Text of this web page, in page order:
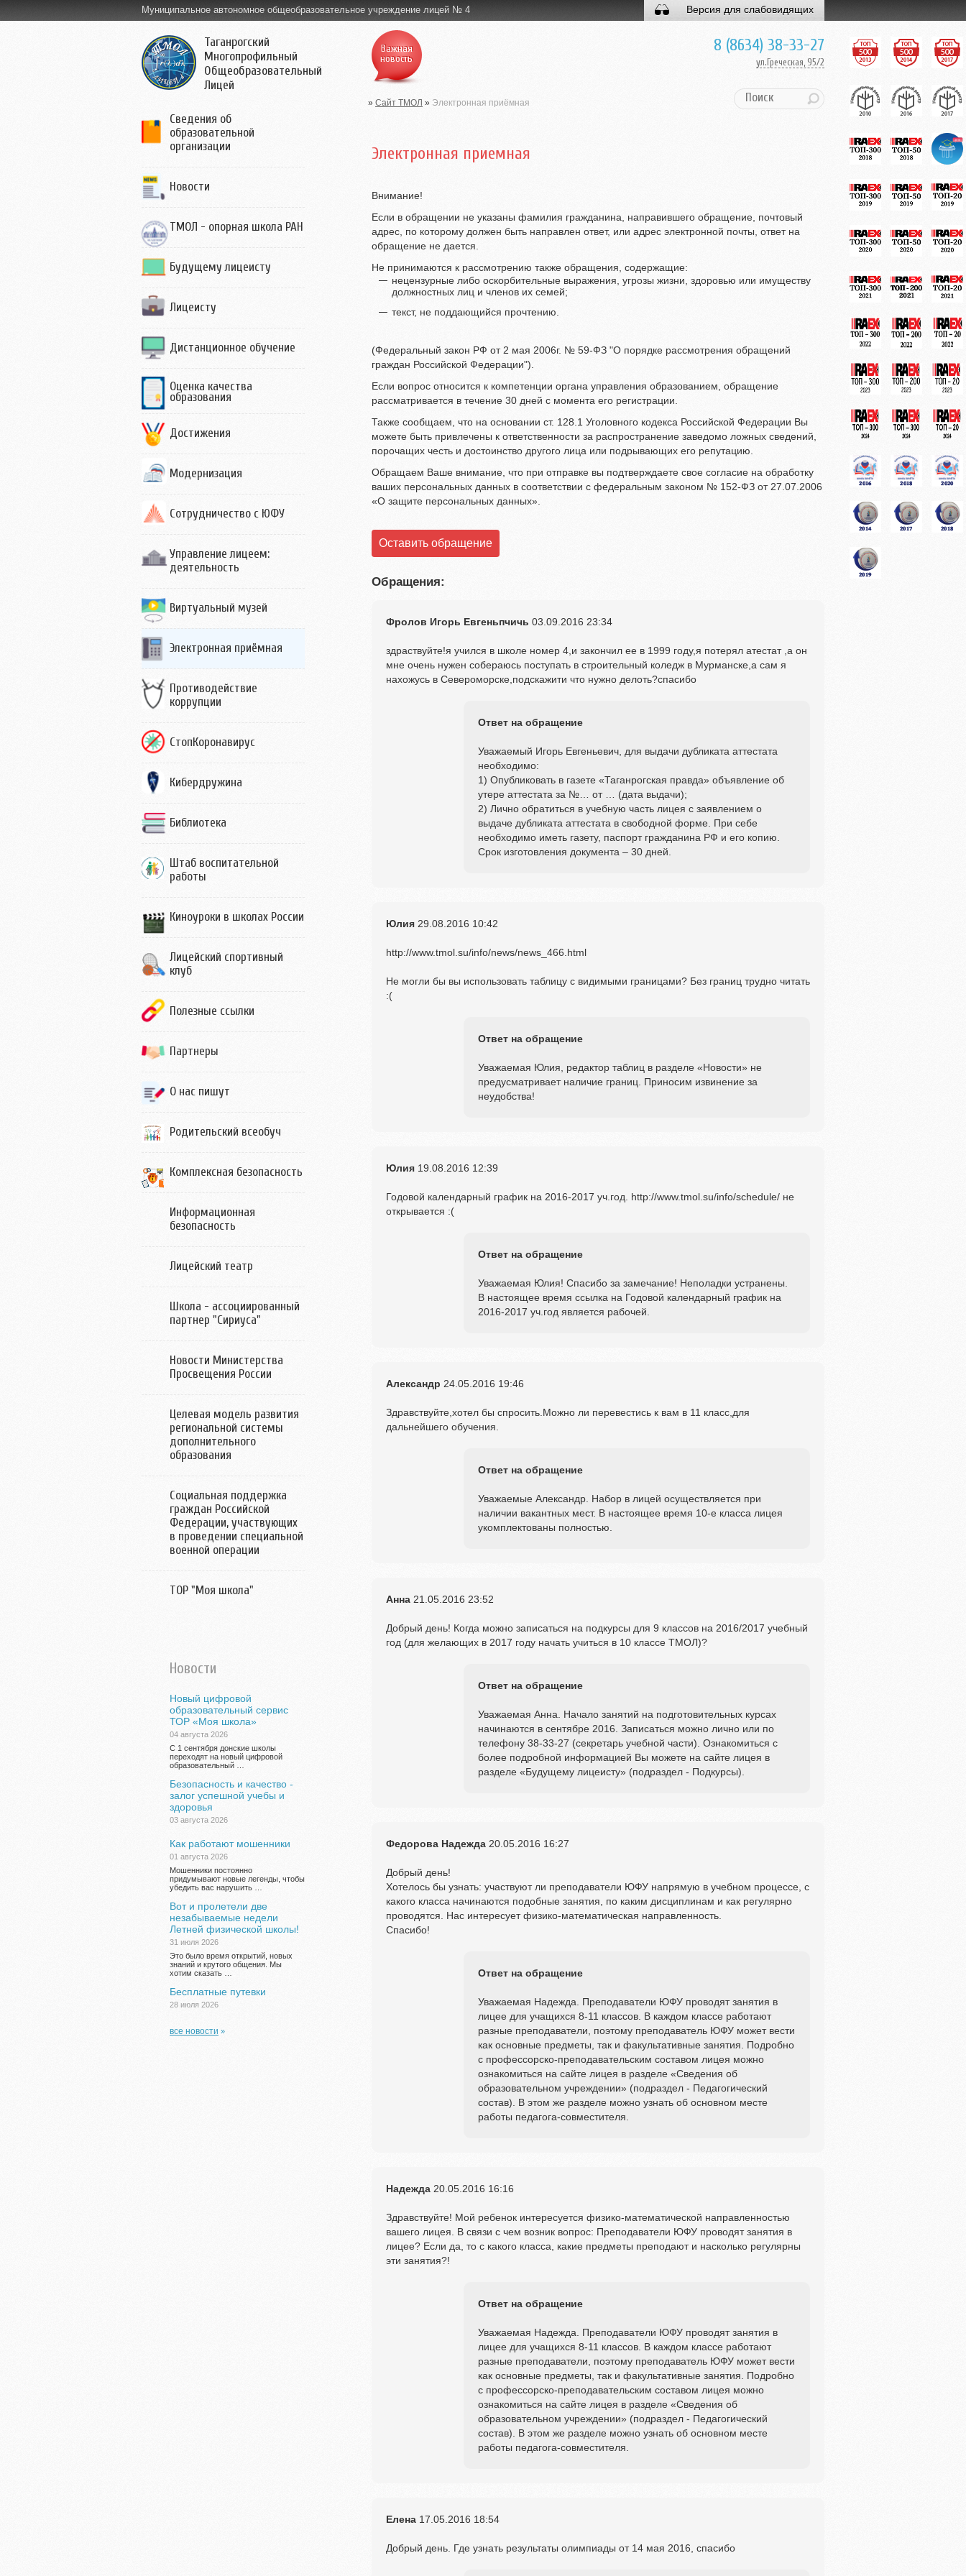
Муниципальное автономное общеобразовательное учреждение лицей № 4 Версия для слабовидящих
Таганрогский
Многопрофильный
Общеобразовательный
Лицей
Сведения об
образовательной
организации
Новости
ТМОЛ - опорная школа РАН
Будущему лицеисту
Лицеисту
Дистанционное обучение
Оценка качества
образования
Достижения
Модернизация
Сотрудничество с ЮФУ
Управление лицеем:
деятельность
Виртуальный музей
Электронная приёмная
Противодействие
коррупции
СтопКоронавирус
Кибердружина
Библиотека
Штаб воспитательной
работы
Киноуроки в школах России
Лицейский спортивный
клуб
Полезные ссылки
Партнеры
О нас пишут
Родительский всеобуч
Комплексная безопасность
Информационная
безопасность
Лицейский театр
Школа - ассоциированный
партнер "Сириуса"
Новости Министерства
Просвещения России
Целевая модель развития
региональной системы
дополнительного
образования
Социальная поддержка
граждан Российской
Федерации, участвующих
в проведении специальной
военной операции
ТОР "Моя школа"
Новости
Новый цифровой
образовательный сервис
ТОР «Моя школа»
04 августа 2026
С 1 сентября донские школы
переходят на новый цифровой
образовательный …
Безопасность и качество -
залог успешной учебы и
здоровья
03 августа 2026
Как работают мошенники
01 августа 2026
Мошенники постоянно
придумывают новые легенды, чтобы
убедить вас нарушить …
Вот и пролетели две
незабываемые недели
Летней физической школы!
31 июля 2026
Это было время открытий, новых
знаний и крутого общения. Мы
хотим сказать …
Бесплатные путевки
28 июля 2026
все новости »
8 (8634) 38-33-27
ул.Греческая, 95/2
Важная
новость
» Сайт ТМОЛ » Электронная приёмная
Электронная приемная
Внимание!
Если в обращении не указаны фамилия гражданина, направившего обращение, почтовый
адрес, по которому должен быть направлен ответ, или адрес электронной почты, ответ на
обращение не дается.
Не принимаются к рассмотрению также обращения, содержащие:
нецензурные либо оскорбительные выражения, угрозы жизни, здоровью или имуществу
должностных лиц и членов их семей;
текст, не поддающийся прочтению.
(Федеральный закон РФ от 2 мая 2006г. № 59-ФЗ "О порядке рассмотрения обращений
граждан Российской Федерации").
Если вопрос относится к компетенции органа управления образованием, обращение
рассматривается в течение 30 дней с момента его регистрации.
Также сообщаем, что на основании ст. 128.1 Уголовного кодекса Российской Федерации Вы
можете быть привлечены к ответственности за распространение заведомо ложных сведений,
порочащих честь и достоинство другого лица или подрывающих его репутацию.
Обращаем Ваше внимание, что при отправке вы подтверждаете свое согласие на обработку
ваших персональных данных в соответствии с федеральным законом № 152-ФЗ от 27.07.2006
«О защите персональных данных».
Оставить обращение
Обращения:
Фролов Игорь Евгеньпчичь 03.09.2016 23:34
здраствуйте!я учился в школе номер 4,и закончил ее в 1999 году,я потерял атестат ,а он
мне очень нужен собераюсь поступать в строительный коледж в Мурманске,а сам я
нахожусь в Североморске,подскажити что нужно делоть?спасибо
Ответ на обращение
Уважаемый Игорь Евгеньевич, для выдачи дубликата аттестата
необходимо:
1) Опубликовать в газете «Таганрогская правда» объявление об
утере аттестата за №… от … (дата выдачи);
2) Лично обратиться в учебную часть лицея с заявлением о
выдаче дубликата аттестата в свободной форме. При себе
необходимо иметь газету, паспорт гражданина РФ и его копию.
Срок изготовления документа – 30 дней.
Юлия 29.08.2016 10:42
http://www.tmol.su/info/news/news_466.html
Не могли бы вы использовать таблицу с видимыми границами? Без границ трудно читать
:(
Ответ на обращение
Уважаемая Юлия, редактор таблиц в разделе «Новости» не
предусматривает наличие границ. Приносим извинение за
неудобства!
Юлия 19.08.2016 12:39
Годовой календарный график на 2016-2017 уч.год. http://www.tmol.su/info/schedule/ не
открывается :(
Ответ на обращение
Уважаемая Юлия! Спасибо за замечание! Неполадки устранены.
В настоящее время ссылка на Годовой календарный график на
2016-2017 уч.год является рабочей.
Александр 24.05.2016 19:46
Здравствуйте,хотел бы спросить.Можно ли перевестись к вам в 11 класс,для
дальнейшего обучения.
Ответ на обращение
Уважаемые Александр. Набор в лицей осуществляется при
наличии вакантных мест. В настоящее время 10-е класса лицея
укомплектованы полностью.
Анна 21.05.2016 23:52
Добрый день! Когда можно записаться на подкурсы для 9 классов на 2016/2017 учебный
год (для желающих в 2017 году начать учиться в 10 классе ТМОЛ)?
Ответ на обращение
Уважаемая Анна. Начало занятий на подготовительных курсах
начинаются в сентябре 2016. Записаться можно лично или по
телефону 38-33-27 (секретарь учебной части). Ознакомиться с
более подробной информацией Вы можете на сайте лицея в
разделе «Будущему лицеисту» (подраздел - Подкурсы).
Федорова Надежда 20.05.2016 16:27
Добрый день!
Хотелось бы узнать: участвуют ли преподаватели ЮФУ напрямую в учебном процессе, с
какого класса начинаются подобные занятия, по каким дисциплинам и как регулярно
проводятся. Нас интересует физико-математическая направленность.
Спасибо!
Ответ на обращение
Уважаемая Надежда. Преподаватели ЮФУ проводят занятия в
лицее для учащихся 8-11 классов. В каждом классе работают
разные преподаватели, поэтому преподаватель ЮФУ может вести
как основные предметы, так и факультативные занятия. Подробно
с профессорско-преподавательским составом лицея можно
ознакомиться на сайте лицея в разделе «Сведения об
образовательном учреждении» (подраздел - Педагогический
состав). В этом же разделе можно узнать об основном месте
работы педагога-совместителя.
Надежда 20.05.2016 16:16
Здравствуйте! Мой ребенок интересуется физико-математической направленностью
вашего лицея. В связи с чем возник вопрос: Преподаватели ЮФУ проводят занятия в
лицее? Если да, то с какого класса, какие предметы преподают и насколько регулярны
эти занятия?!
Ответ на обращение
Уважаемая Надежда. Преподаватели ЮФУ проводят занятия в
лицее для учащихся 8-11 классов. В каждом классе работают
разные преподаватели, поэтому преподаватель ЮФУ может вести
как основные предметы, так и факультативные занятия. Подробно
с профессорско-преподавательским составом лицея можно
ознакомиться на сайте лицея в разделе «Сведения об
образовательном учреждении» (подраздел - Педагогический
состав). В этом же разделе можно узнать об основном месте
работы педагога-совместителя.
Елена 17.05.2016 18:54
Добрый день. Где узнать результаты олимпиады от 14 мая 2016, спасибо